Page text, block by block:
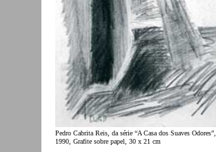
Pedro Cabrita Reis, da série “A Casa dos Suaves Odores”,
1990, Grafite sobre papel, 30 x 21 cm